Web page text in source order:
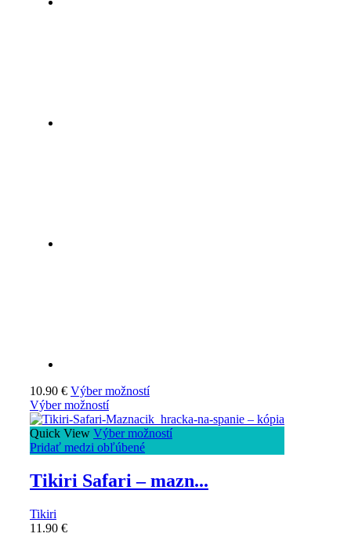
10.90 € Výber možností
Výber možností
Quick View Výber možností
Pridať medzi obľúbené
Tikiri Safari – mazn...
Tikiri
11.90 €